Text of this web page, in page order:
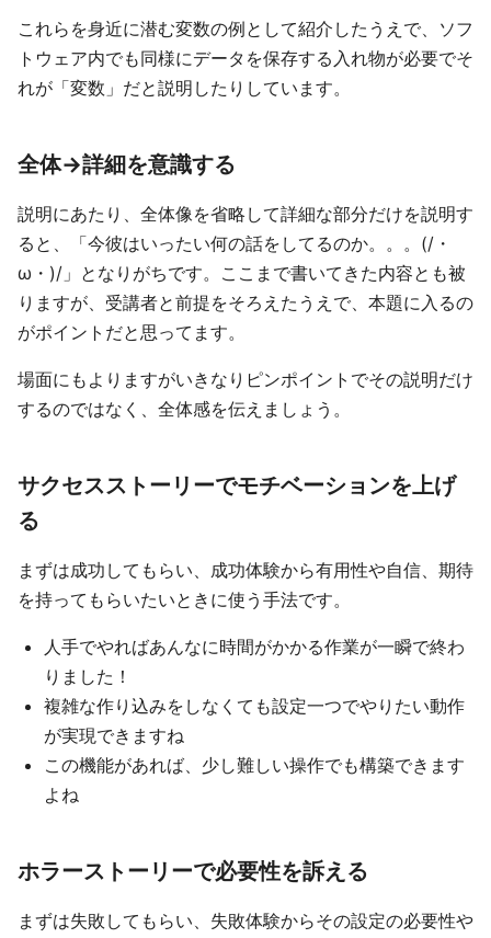
これらを身近に潜む変数の例として紹介したうえで、ソフ
トウェア内でも同様にデータを保存する入れ物が必要でそ
れが「変数」だと説明したりしています。
全体→詳細を意識する
説明にあたり、全体像を省略して詳細な部分だけを説明す
ると、「今彼はいったい何の話をしてるのか。。。(/・
ω・)/」となりがちです。ここまで書いてきた内容とも被
りますが、受講者と前提をそろえたうえで、本題に入るの
がポイントだと思ってます。
場面にもよりますがいきなりピンポイントでその説明だけ
するのではなく、全体感を伝えましょう。
サクセスストーリーでモチベーションを上げ
る
まずは成功してもらい、成功体験から有用性や自信、期待
を持ってもらいたいときに使う手法です。
人手でやればあんなに時間がかかる作業が一瞬で終わ
りました！
複雑な作り込みをしなくても設定一つでやりたい動作
が実現できますね
この機能があれば、少し難しい操作でも構築できます
よね
ホラーストーリーで必要性を訴える
まずは失敗してもらい、失敗体験からその設定の必要性や